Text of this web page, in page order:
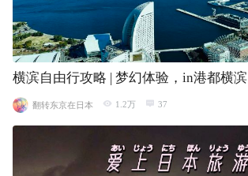
横滨自由行攻略 | 梦幻体验，in港都横滨
翻转东京在日本 1.2万 37